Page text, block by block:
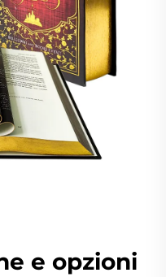
e opzioni